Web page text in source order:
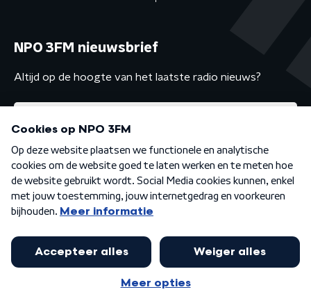
NPO 3FM nieuwsbrief
Altijd op de hoogte van het laatste radio nieuws?
Algemene voorwaarden Privacybeleid